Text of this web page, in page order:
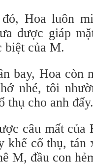
Hoa luôn
được giáp
biệt của M.
bay, Hoa còn
nhé, tôi
thụ cho anh đấy.
câu mất của
khế cổ thụ,
M, đầu con